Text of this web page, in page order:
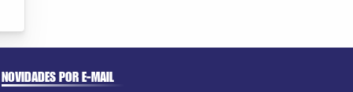
NOVIDADES POR E-MAIL